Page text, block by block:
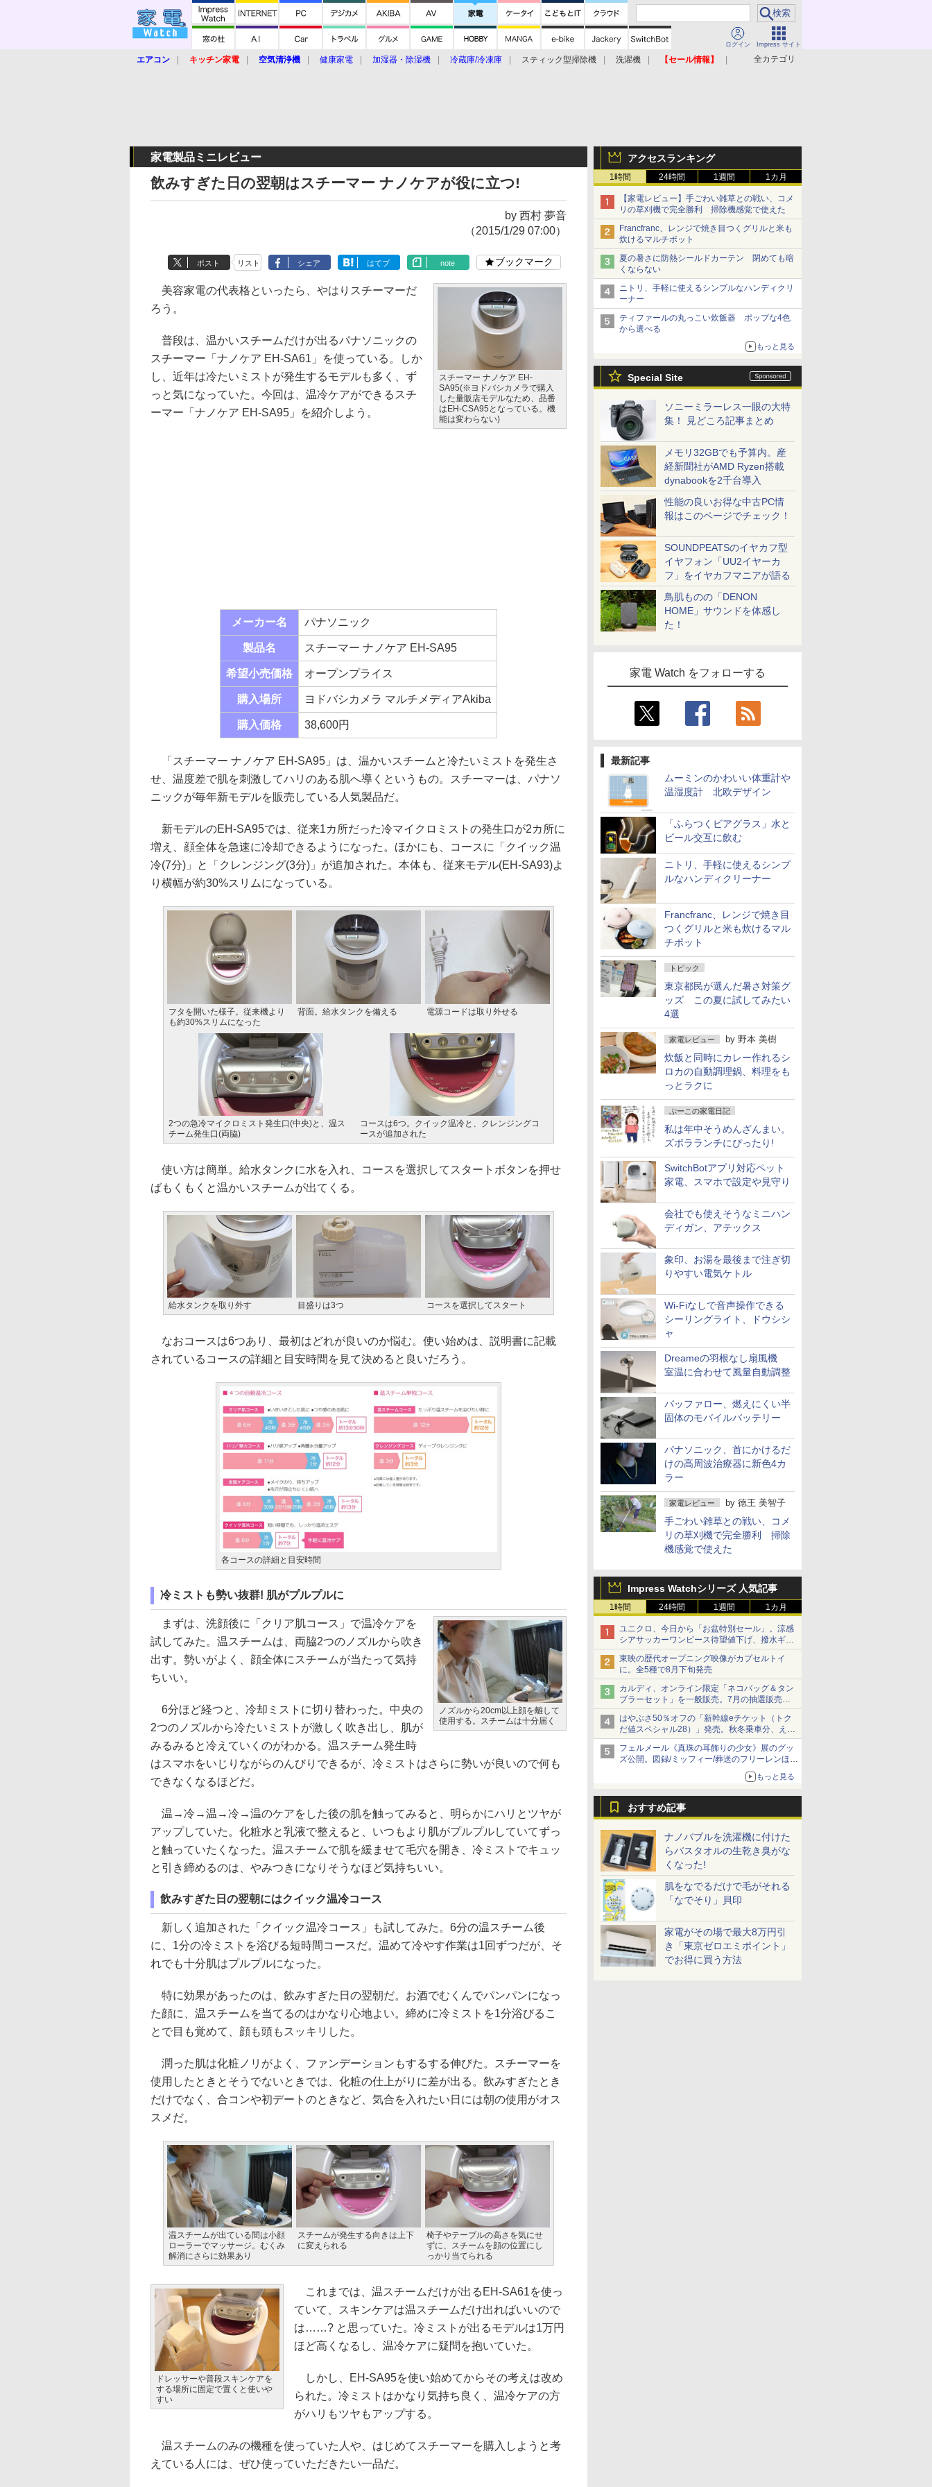
ログイン Impress サイト
全カテゴリ
エアコン キッチン家電 空気清浄機 健康家電 加湿器・除湿機 冷蔵庫/冷凍庫 スティック型掃除機 洗濯機
【セール情報】
アクセスランキング
1時間 24時間 1週間 1カ月
【家電レビュー】手ごわい雑草との戦い、コメ
リの草刈機で完全勝利 掃除機感覚で使えた
Francfranc、レンジで焼き目つくグリルと米も
炊けるマルチポット
夏の暑さに防熱シールドカーテン 閉めても暗
くならない
ニトリ、手軽に使えるシンプルなハンディクリ
ーナー
ティファールの丸っこい炊飯器 ポップな4色
から選べる
もっと見る
Special Site
ソニーミラーレス一眼の大特
集！ 見どころ記事まとめ
メモリ32GBでも予算内。産
経新聞社がAMD Ryzen搭載
dynabookを2千台導入
性能の良いお得な中古PC情
報はこのページでチェック！
SOUNDPEATSのイヤカフ型
イヤフォン「UU2イヤーカ
フ」をイヤカフマニアが語る
鳥肌ものの「DENON
HOME」サウンドを体感し
た！
家電 Watch をフォローする
最新記事
ムーミンのかわいい体重計や
温湿度計 北欧デザイン
「ふらつくビアグラス」水と
ビール交互に飲む
ニトリ、手軽に使えるシンプ
ルなハンディクリーナー
Francfranc、レンジで焼き目
つくグリルと米も炊けるマル
チポット
トピック
東京都民が選んだ暑さ対策グ
ッズ この夏に試してみたい
4選
家電レビュー by 野本 美樹
炊飯と同時にカレー作れるシ
ロカの自動調理鍋、料理をも
っとラクに
ぷーこの家電日記
私は年中そうめんざんまい。
ズボラランチにぴったり!
SwitchBotアプリ対応ペット
家電、スマホで設定や見守り
会社でも使えそうなミニハン
ディガン、アテックス
象印、お湯を最後まで注ぎ切
りやすい電気ケトル
Wi-Fiなしで音声操作できる
シーリングライト、ドウシシ
ャ
Dreameの羽根なし扇風機
室温に合わせて風量自動調整
バッファロー、燃えにくい半
固体のモバイルバッテリー
パナソニック、首にかけるだ
けの高周波治療器に新色4カ
ラー
家電レビュー by 徳王 美智子
手ごわい雑草との戦い、コメ
リの草刈機で完全勝利 掃除
機感覚で使えた
Impress Watchシリーズ 人気記事
1時間 24時間 1週間 1カ月
ユニクロ、今日から「お盆特別セール」。涼感
シアサッカーワンピース待望値下げ、撥水ギア
ショーツは1990円に
東映の歴代オープニング映像がカプセルトイ
に。全5種で8月下旬発売
カルディ、オンライン限定「ネコバッグ＆タン
ブラーセット」を一般販売。7月の抽選販売の
当選無効分
はやぶさ50％オフの「新幹線eチケット（トク
だ値スペシャル28）」発売。秋冬乗車分、えき
ねっと限定
フェルメール《真珠の耳飾りの少女》展のグッ
ズ公開。図録/ミッフィー/葬送のフリーレンほ
もっと見る
おすすめ記事
ナノバブルを洗濯機に付けた
らバスタオルの生乾き臭がな
くなった!
肌をなでるだけで毛がそれる
「なでそり」貝印
家電がその場で最大8万円引
き「東京ゼロエミポイント」
でお得に買う方法
家電製品ミニレビュー
飲みすぎた日の翌朝はスチーマー ナノケアが役に立つ!
by 西村 夢音
（2015/1/29 07:00）
ポスト リスト シェア はてブ note ブックマーク
スチーマー ナノケア EH-
SA95(※ヨドバシカメラで購入
した量販店モデルなため、品番
はEH-CSA95となっている。機
能は変わらない)
美容家電の代表格といったら、やはりスチーマーだ
ろう。
普段は、温かいスチームだけが出るパナソニックの
スチーマー「ナノケア EH-SA61」を使っている。しか
し、近年は冷たいミストが発生するモデルも多く、ず
っと気になっていた。今回は、温冷ケアができるスチ
ーマー「ナノケア EH-SA95」を紹介しよう。
メーカー名 パナソニック
製品名 スチーマー ナノケア EH-SA95
希望小売価格 オープンプライス
購入場所 ヨドバシカメラ マルチメディアAkiba
購入価格 38,600円
「スチーマー ナノケア EH-SA95」は、温かいスチームと冷たいミストを発生さ
せ、温度差で肌を刺激してハリのある肌へ導くというもの。スチーマーは、パナソ
ニックが毎年新モデルを販売している人気製品だ。
新モデルのEH-SA95では、従来1カ所だった冷マイクロミストの発生口が2カ所に
増え、顔全体を急速に冷却できるようになった。ほかにも、コースに「クイック温
冷(7分)」と「クレンジング(3分)」が追加された。本体も、従来モデル(EH-SA93)よ
り横幅が約30%スリムになっている。
フタを開いた様子。従来機より
も約30%スリムになった
背面。給水タンクを備える 電源コードは取り外せる
2つの急冷マイクロミスト発生口(中央)と、温ス
チーム発生口(両脇)
コースは6つ。クイック温冷と、クレンジングコ
ースが追加された
使い方は簡単。給水タンクに水を入れ、コースを選択してスタートボタンを押せ
ばもくもくと温かいスチームが出てくる。
給水タンクを取り外す 目盛りは3つ コースを選択してスタート
なおコースは6つあり、最初はどれが良いのか悩む。使い始めは、説明書に記載
されているコースの詳細と目安時間を見て決めると良いだろう。
各コースの詳細と目安時間
冷ミストも勢い抜群! 肌がプルプルに
ノズルから20cm以上顔を離して
使用する。スチームは十分届く
まずは、洗顔後に「クリア肌コース」で温冷ケアを
試してみた。温スチームは、両脇2つのノズルから吹き
出す。勢いがよく、顔全体にスチームが当たって気持
ちいい。
6分ほど経つと、冷却ミストに切り替わった。中央の
2つのノズルから冷たいミストが激しく吹き出し、肌が
みるみると冷えていくのがわかる。温スチーム発生時
はスマホをいじりながらのんびりできるが、冷ミストはさらに勢いが良いので何も
できなくなるほどだ。
温→冷→温→冷→温のケアをした後の肌を触ってみると、明らかにハリとツヤが
アップしていた。化粧水と乳液で整えると、いつもより肌がプルプルしていてずっ
と触っていたくなった。温スチームで肌を緩ませて毛穴を開き、冷ミストでキュッ
と引き締めるのは、やみつきになりそうなほど気持ちいい。
飲みすぎた日の翌朝にはクイック温冷コース
新しく追加された「クイック温冷コース」も試してみた。6分の温スチーム後
に、1分の冷ミストを浴びる短時間コースだ。温めて冷やす作業は1回ずつだが、そ
れでも十分肌はプルプルになった。
特に効果があったのは、飲みすぎた日の翌朝だ。お酒でむくんでパンパンになっ
た顔に、温スチームを当てるのはかなり心地よい。締めに冷ミストを1分浴びるこ
とで目も覚めて、顔も頭もスッキリした。
潤った肌は化粧ノリがよく、ファンデーションもするする伸びた。スチーマーを
使用したときとそうでないときでは、化粧の仕上がりに差が出る。飲みすぎたとき
だけでなく、合コンや初デートのときなど、気合を入れたい日には朝の使用がオス
スメだ。
温スチームが出ている間は小顔
ローラーでマッサージ。むくみ
解消にさらに効果あり
スチームが発生する向きは上下
に変えられる
椅子やテーブルの高さを気にせ
ずに、スチームを顔の位置にし
っかり当てられる
ドレッサーや普段スキンケアを
する場所に固定で置くと使いや
すい
これまでは、温スチームだけが出るEH-SA61を使っ
ていて、スキンケアは温スチームだけ出ればいいので
は……? と思っていた。冷ミストが出るモデルは1万円
ほど高くなるし、温冷ケアに疑問を抱いていた。
しかし、EH-SA95を使い始めてからその考えは改め
られた。冷ミストはかなり気持ち良く、温冷ケアの方
がハリもツヤもアップする。
温スチームのみの機種を使っていた人や、はじめてスチーマーを購入しようと考
えている人には、ぜひ使っていただきたい一品だ。